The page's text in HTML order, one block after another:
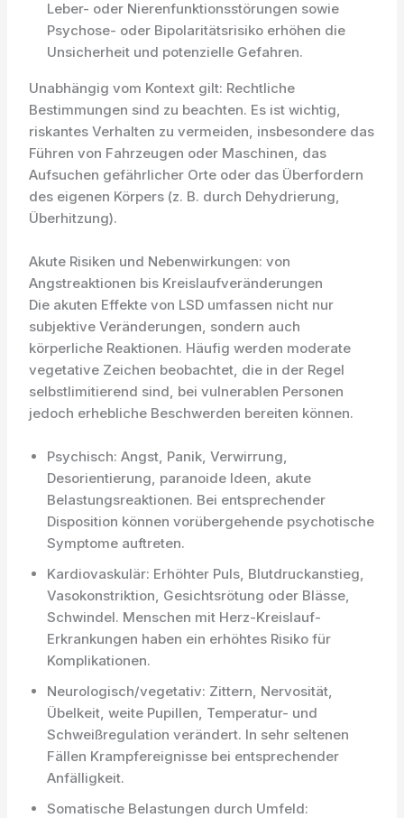
Leber- oder Nierenfunktionsstörungen sowie
Psychose- oder Bipolaritätsrisiko erhöhen die
Unsicherheit und potenzielle Gefahren.
Unabhängig vom Kontext gilt: Rechtliche
Bestimmungen sind zu beachten. Es ist wichtig,
riskantes Verhalten zu vermeiden, insbesondere das
Führen von Fahrzeugen oder Maschinen, das
Aufsuchen gefährlicher Orte oder das Überfordern
des eigenen Körpers (z. B. durch Dehydrierung,
Überhitzung).
Akute Risiken und Nebenwirkungen: von
Angstreaktionen bis Kreislaufveränderungen
Die akuten Effekte von LSD umfassen nicht nur
subjektive Veränderungen, sondern auch
körperliche Reaktionen. Häufig werden moderate
vegetative Zeichen beobachtet, die in der Regel
selbstlimitierend sind, bei vulnerablen Personen
jedoch erhebliche Beschwerden bereiten können.
Psychisch: Angst, Panik, Verwirrung,
Desorientierung, paranoide Ideen, akute
Belastungsreaktionen. Bei entsprechender
Disposition können vorübergehende psychotische
Symptome auftreten.
Kardiovaskulär: Erhöhter Puls, Blutdruckanstieg,
Vasokonstriktion, Gesichtsrötung oder Blässe,
Schwindel. Menschen mit Herz-Kreislauf-
Erkrankungen haben ein erhöhtes Risiko für
Komplikationen.
Neurologisch/vegetativ: Zittern, Nervosität,
Übelkeit, weite Pupillen, Temperatur- und
Schweißregulation verändert. In sehr seltenen
Fällen Krampfereignisse bei entsprechender
Anfälligkeit.
Somatische Belastungen durch Umfeld: